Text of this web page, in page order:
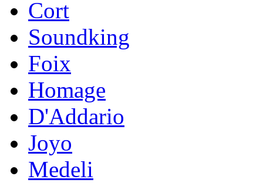
Cort
Soundking
Foix
Homage
D'Addario
Joyo
Medeli